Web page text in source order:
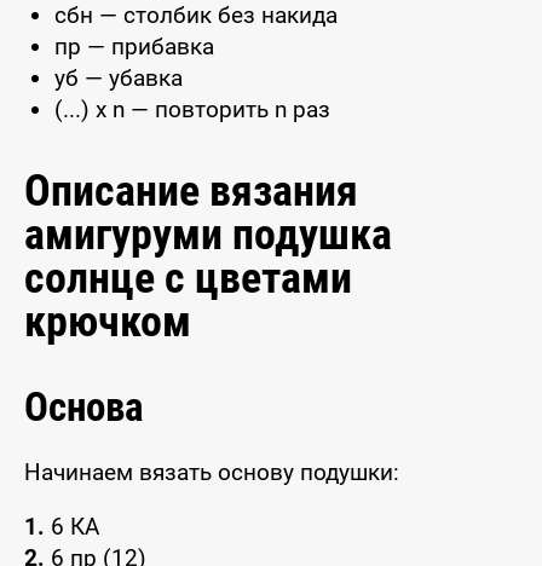
сбн — столбик без накида
пр — прибавка
уб — убавка
(...) x n — повторить n раз
Описание вязания
амигуруми подушка
солнце с цветами
крючком
Основа
Начинаем вязать основу подушки:
1. 6 КА
2. 6 пр (12)